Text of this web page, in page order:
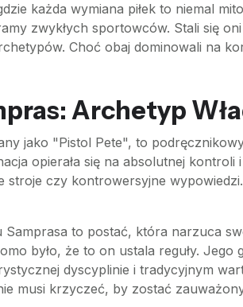
każda wymiana piłek to niemal
zwykłych sportowców. Stali się
Choć obaj dominowali na
Archetyp
jako "Pistol Pete", to
opierała się na absolutnej
stroje czy kontrowersyjne
Samprasa to postać, która narzuca
było, że to on ustala reguły.
dyscyplinie i tradycyjnym
musi krzyczeć, by zostać